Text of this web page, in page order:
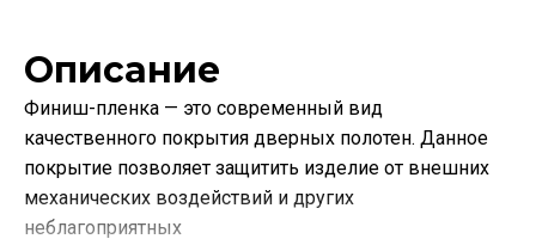
Описание
Финиш-пленка — это современный вид
качественного покрытия дверных полотен. Данное
покрытие позволяет защитить изделие от внешних
механических воздействий и других
неблагоприятных